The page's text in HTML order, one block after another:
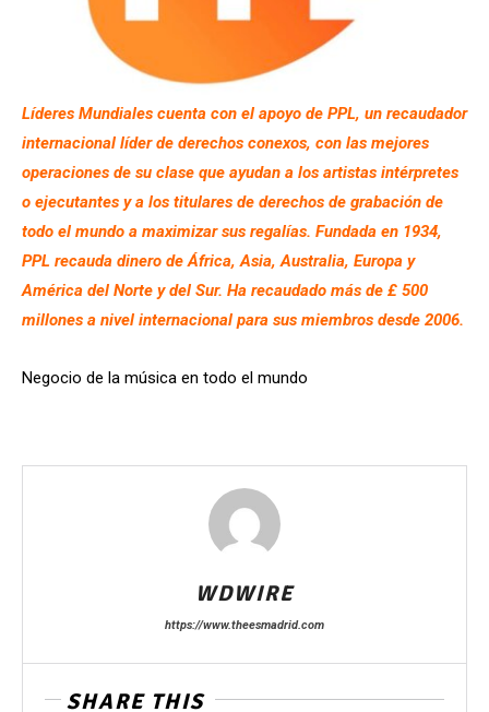
Líderes Mundiales cuenta con el apoyo de PPL, un recaudador
internacional líder de derechos conexos, con las mejores
operaciones de su clase que ayudan a los artistas intérpretes
o ejecutantes y a los titulares de derechos de grabación de
todo el mundo a maximizar sus regalías. Fundada en 1934,
PPL recauda dinero de África, Asia, Australia, Europa y
América del Norte y del Sur. Ha recaudado más de £ 500
millones a nivel internacional para sus miembros desde 2006.
Negocio de la música en todo el mundo
WDWIRE
https://www.theesmadrid.com
SHARE THIS